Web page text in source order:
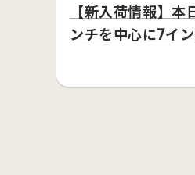
【新入荷情報】本
ンチを中心に7イ